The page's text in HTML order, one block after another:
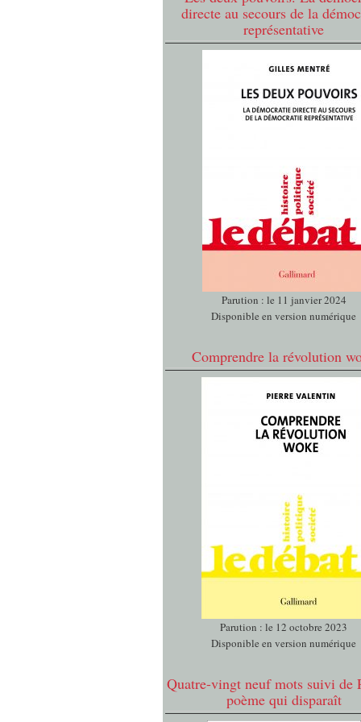
directe au secours de la
représentative
Parution : le 11 janvier 2024
Disponible en version numérique
Comprendre la révolution
Parution : le 12 octobre 2023
Disponible en version numérique
Quatre-vingt neuf mots suivi de
poème qui disparaît